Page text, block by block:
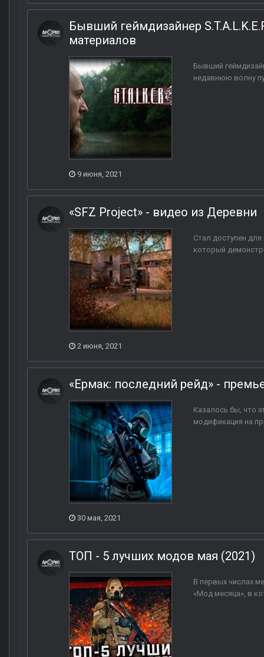
Бывший геймдизайнер
материалов
Бывший
недавнюю волну
9 июня, 2021
«SFZ Project» - видео из Деревни
Стал доступен
который
2 июня, 2021
«Ермак: последний рейд» -
Казалось бы, что
модификация на
30 мая, 2021
ТОП - 5 лучших модов мая (2021)
В первых числах
«Мод месяца», в